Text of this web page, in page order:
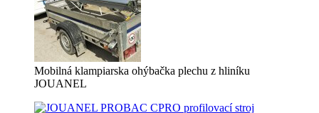
Mobilná klampiarska ohýbačka plechu z hliníku
JOUANEL